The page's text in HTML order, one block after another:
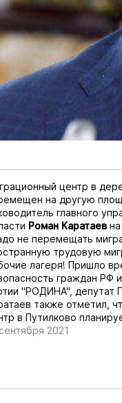
центр в
на другую
главного
Роман Каратаев
не перемещать
трудовую
лагеря! Пришло
граждан РФ
"РОДИНА", депутат
также отметил,
в Путилково
2021